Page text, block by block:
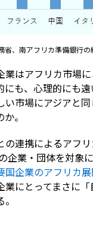
省、南アフリカ準備銀行
業はアフリカ市場
にも、心理的にも
い市場にアジアと
。
の連携によるアフ
企業・団体を対象
国企業のアフリカ
業にとってまさに